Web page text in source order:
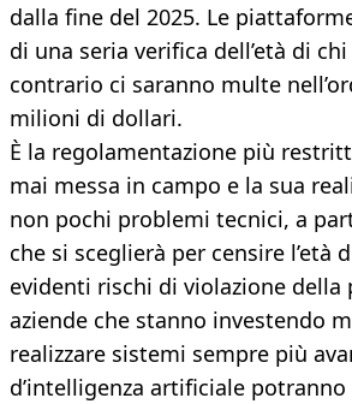
dalla fine del 2025. Le
di una seria verifica dell’età di
contrario ci saranno multe
milioni di dollari.
È la regolamentazione più
mai messa in campo e la sua
non pochi problemi tecnici, a
che si sceglierà per censire l’età
evidenti rischi di violazione della
aziende che stanno investendo
realizzare sistemi sempre più
d’intelligenza artificiale